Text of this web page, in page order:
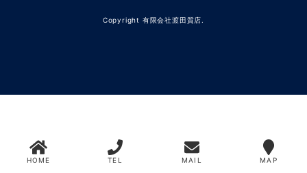
Copyright 有限会社渡田質店.
HOME TEL MAIL MAP